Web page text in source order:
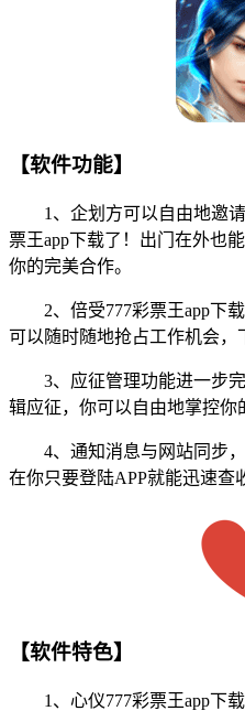
【软件功能】
1、企划方可以自由地邀请
票王app下载了！出门在外也
你的完美合作。
2、倍受777彩票王app下载
可以随时随地抢占工作机会，
3、应征管理功能进一步完
辑应征，你可以自由地掌控你
4、通知消息与网站同步，
在你只要登陆APP就能迅速查
【软件特色】
1、心仪777彩票王app下载